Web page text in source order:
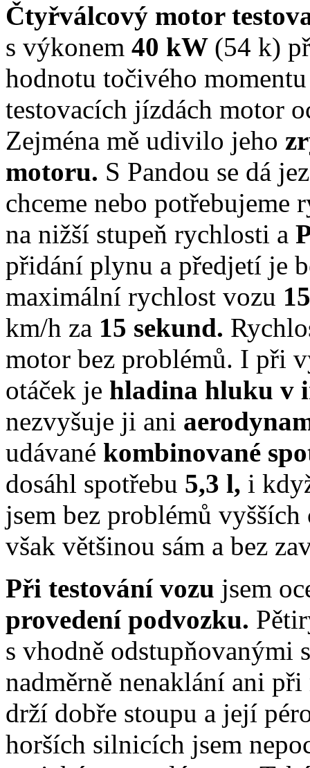
Čtyřválcový motor
s výkonem 40 kW (54 k)
hodnotu točivého
testovacích jízdách motor
Zejména mě udivilo jeho
motoru. S Pandou se dá
chceme nebo
na nižší stupeň rychlosti a
přidání plynu a předjetí je
maximální rychlost vozu
km/h za 15 sekund.
motor bez problémů. I při
otáček je hladina hluku v
nezvyšuje ji ani
udávané kombinované
dosáhl spotřebu 5,3 l, i
jsem bez problémů
však většinou sám a bez
Při testování vozu jsem
provedení podvozku.
s vhodně odstupňovanými
nadměrně nenaklání ani
drží dobře stoupu a její
horších silnicích jsem